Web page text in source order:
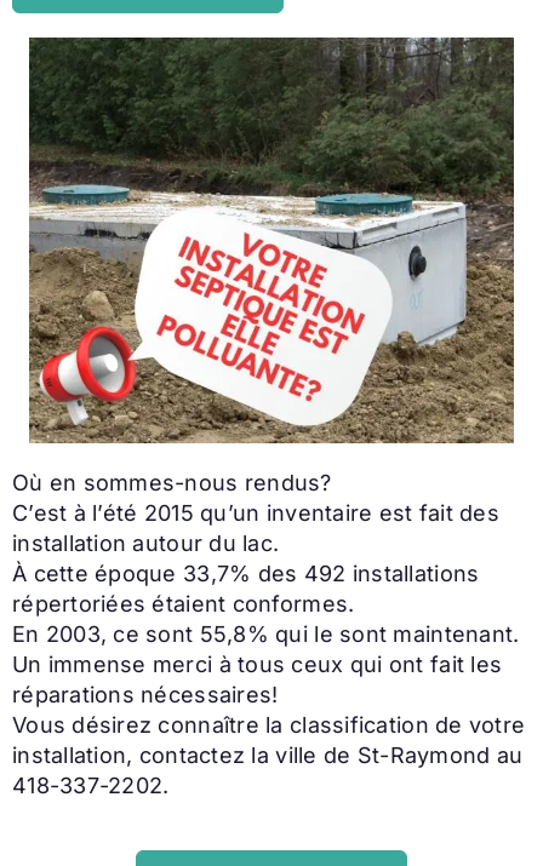
Où en sommes-nous rendus?
C’est à l’été 2015 qu’un inventaire est fait des
installation autour du lac.
À cette époque 33,7% des 492 installations
répertoriées étaient conformes.
En 2003, ce sont 55,8% qui le sont maintenant.
Un immense merci à tous ceux qui ont fait les
réparations nécessaires!
Vous désirez connaître la classification de votre
installation, contactez la ville de St-Raymond au
418-337-2202.